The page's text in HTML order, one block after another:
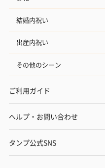
結婚内祝い
出産内祝い
その他のシーン
ご利用ガイド
ヘルプ・お問い合わせ
タンプ公式SNS